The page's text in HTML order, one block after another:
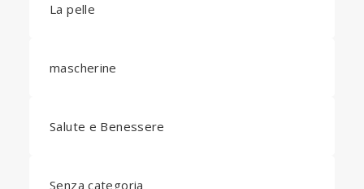
La pelle
mascherine
Salute e Benessere
Senza categoria